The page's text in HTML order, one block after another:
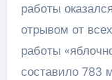
работы
отрывом от
работы
составило 783